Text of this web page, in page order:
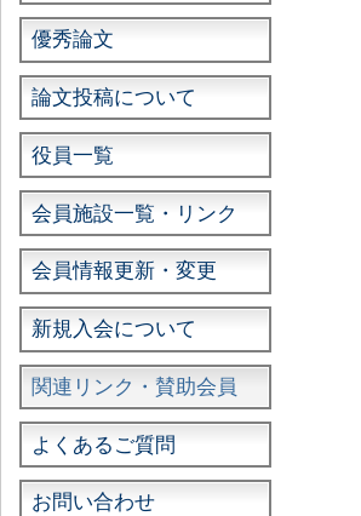
優秀論文
論文投稿について
役員一覧
会員施設一覧・リンク
会員情報更新・変更
新規入会について
関連リンク・賛助会員
よくあるご質問
お問い合わせ